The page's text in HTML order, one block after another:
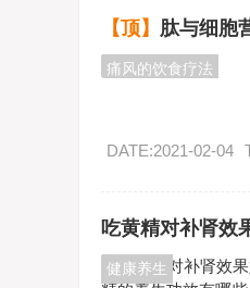
【顶】 肽与细胞
痛风的饮食疗法
DATE:2021-02-04
吃黄精对补肾效
健康养生